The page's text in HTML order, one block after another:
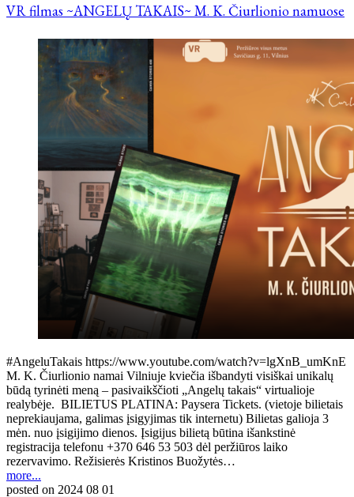
VR filmas ~ANGELŲ TAKAIS~ M. K. Čiurlionio namuose
#AngeluTakais https://www.youtube.com/watch?v=lgXnB_umKnE
M. K. Čiurlionio namai Vilniuje kviečia išbandyti visiškai unikalų
būdą tyrinėti meną – pasivaikščioti „Angelų takais“ virtualioje
realybėje. BILIETUS PLATINA: Paysera Tickets. (vietoje bilietais
neprekiaujama, galimas įsigyjimas tik internetu) Bilietas galioja 3
mėn. nuo įsigijimo dienos. Įsigijus bilietą būtina išankstinė
registracija telefonu +370 646 53 503 dėl peržiūros laiko
rezervavimo. Režisierės Kristinos Buožytės…
more...
posted on 2024 08 01